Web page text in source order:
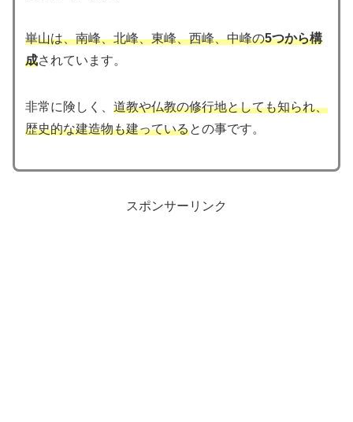
崋山は、南峰、北峰、東峰、西峰、中峰の5つから構
成されています。
非常に険しく、 道教や仏教の修行地としても知られ、
歴史的な建造物も建っているとの事です。
スポンサーリンク